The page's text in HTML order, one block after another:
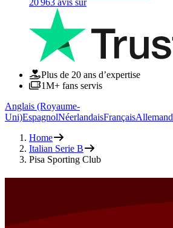
20 963 avis sur
Plus de 20 ans d’expertise
1M+ fans servis
Anglais (Royaume-
Uni)EspagnolNéerlandaisFrançaisAllemand
Home
Italian Serie B
Pisa Sporting Club